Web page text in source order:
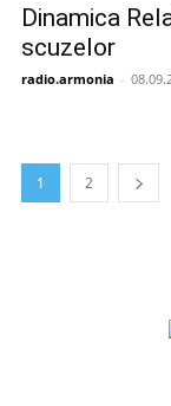
Dinamica
scuzelor
radio.armonia -
1 2